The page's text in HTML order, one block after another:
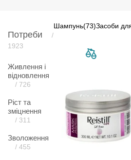
Потреби
/
1923
Живлення і
відновлення
/ 726
Ріст та
зміцнення
/ 311
Зволоження
/ 455
Шампунь(73)Засоби
Item NaN of 0